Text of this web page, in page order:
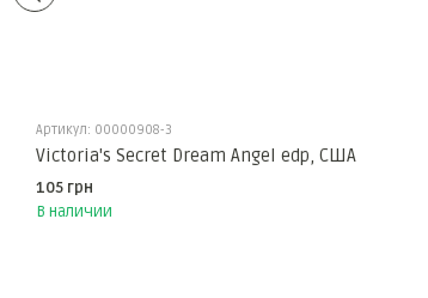
Артикул: 00000908-3
Victoria's Secret Dream Angel edp, США
105 грн
В наличии